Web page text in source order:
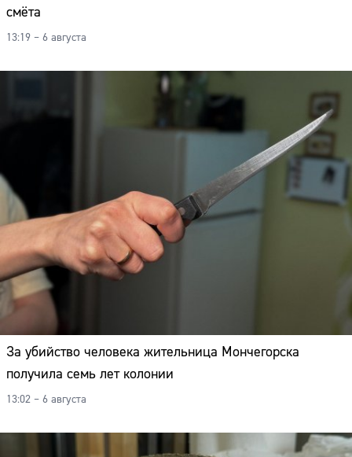
смёта
13:19 – 6 августа
За убийство человека жительница Мончегорска
получила семь лет колонии
13:02 – 6 августа
Сайт: